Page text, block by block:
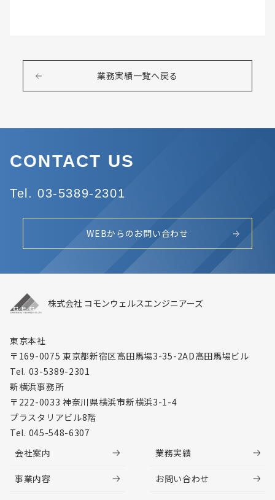
業務実績一覧へ戻る
CONTACT US
Tel. 03-5389-2301
WEBからのお問い合わせ
株式会社 コモンウェルスエンジニアーズ
東京本社
〒169-0075 東京都新宿区高田馬場3-35-2AD高田馬場ビル
Tel. 03-5389-2301
新横浜事務所
〒222-0033 神奈川県横浜市新横浜3-1-4
プラスタリアビル8階
Tel. 045-548-6307
会社案内
事業内容
業務実績
お問い合わせ